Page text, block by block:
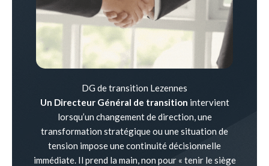
DG de transition Lezennes
Un Directeur Général de transition intervient
lorsqu’un changement de direction, une
transformation stratégique ou une situation de
tension impose une continuité décisionnelle
immédiate. Il prend la main, non pour « tenir le siège